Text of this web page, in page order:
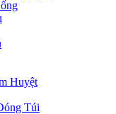
Huyệt
Túi